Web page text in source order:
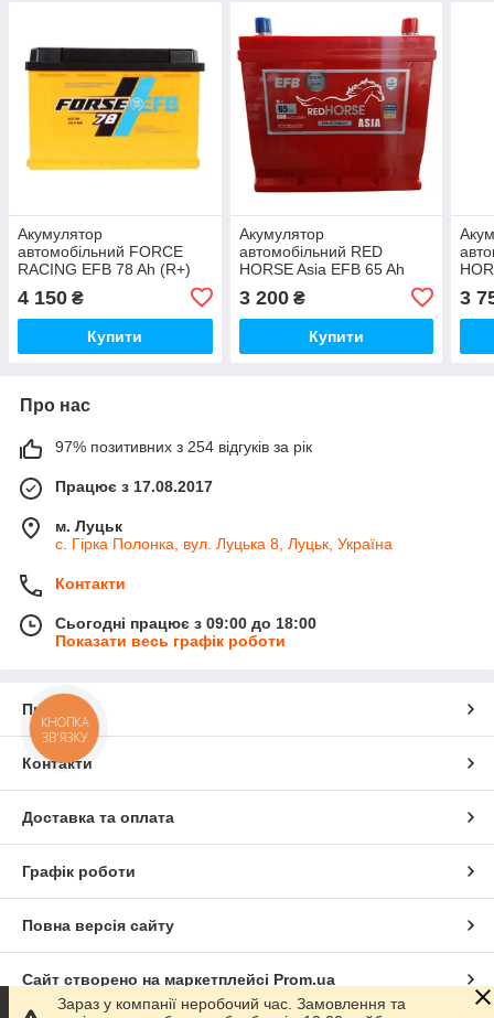
Акумулятор
автомобільний FORCE
RACING EFB 78 Ah (R+)
4 150 ₴
Купити
Акумулятор
автомобільний RED
HORSE Asia EFB 65 Ah
3 200₴
Купити
3
Про нас
97% позитивних з 254 відгуків за рік
Працює з 17.08.2017
м. Луцьк
с. Гірка Полонка, вул. Луцька 8, Луцьк, Україна
Контакти
Сьогодні працює з 09:00 до 18:00
Показати весь графік роботи
Про нас
Контакти
Доставка та оплата
Графік роботи
Повна версія сайту
Сайт створено на маркетплейсі Prom.ua
Зараз у компанії неробочий час. Замовлення та
КНОПКА
ЗВ'ЯЗКУ